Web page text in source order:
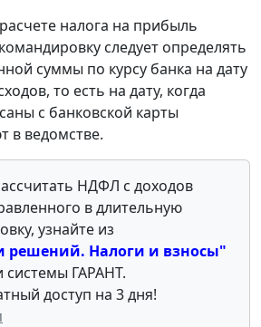
налога на прибыль
следует определять
суммы по курсу банка на дату
то есть на дату, когда
с банковской карты
в ведомстве.
НДФЛ с доходов
в длительную
узнайте из
решений. Налоги и взносы"
системы ГАРАНТ.
доступ на 3 дня!